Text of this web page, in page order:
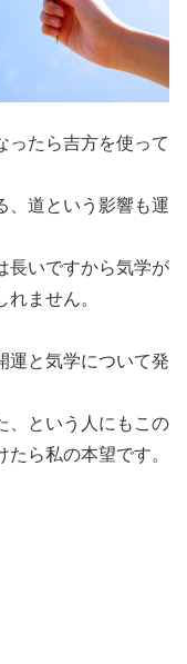
ったら吉方を使って
、道という影響も運
長いですから気学が
ません。
運と気学について発
、という人にもこの
ら私の本望です。